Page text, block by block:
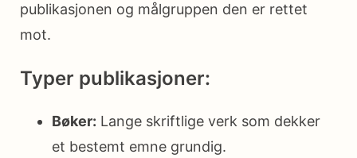
publikasjonen og målgruppen den er rettet
mot.
Typer publikasjoner:
Bøker: Lange skriftlige verk som dekker
et bestemt emne grundig.